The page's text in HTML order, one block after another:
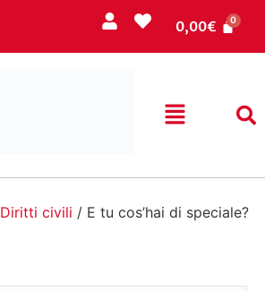
0,00€
Diritti civili / E tu cos’hai di speciale?